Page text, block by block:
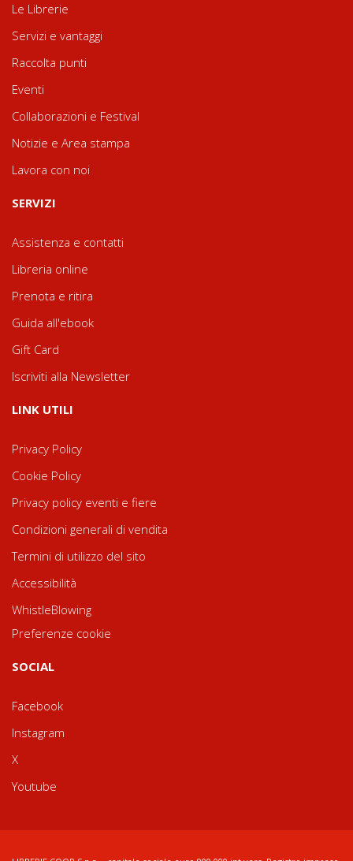
Le Librerie
Servizi e vantaggi
Raccolta punti
Eventi
Collaborazioni e Festival
Notizie e Area stampa
Lavora con noi
SERVIZI
Assistenza e contatti
Libreria online
Prenota e ritira
Guida all'ebook
Gift Card
Iscriviti alla Newsletter
LINK UTILI
Privacy Policy
Cookie Policy
Privacy policy eventi e fiere
Condizioni generali di vendita
Termini di utilizzo del sito
Accessibilità
WhistleBlowing
Preferenze cookie
SOCIAL
Facebook
Instagram
X
Youtube